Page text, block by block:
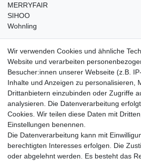
MERRYFAIR
SIHOO
Wohnling
weitere Shops
traumlampen- Lampen und Kronleuchter
kinderwagencenter- Exklusive und
gastrogeraete24- alles für Gastronomie
soziale Medien
Facebook
sicher einkaufen
Wir verwenden Cookies und ähnliche
Website und verarbeiten
Besucher:innen unserer Webseite (z.B.
Inhalte und Anzeigen zu personalisieren,
Drittanbietern einzubinden oder Zugriffe
analysieren. Die Datenverarbeitung
Cookies. Wir teilen diese Daten mit
Einstellungen benennen.
Die Datenverarbeitung kann mit
berechtigten Interesses erfolgen. Die
oder abgelehnt werden. Es besteht das